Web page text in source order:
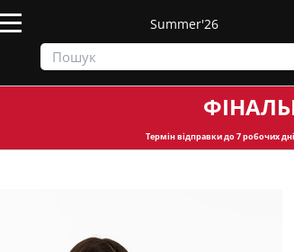
Summer'26
Термін відправкидо 7 робочих